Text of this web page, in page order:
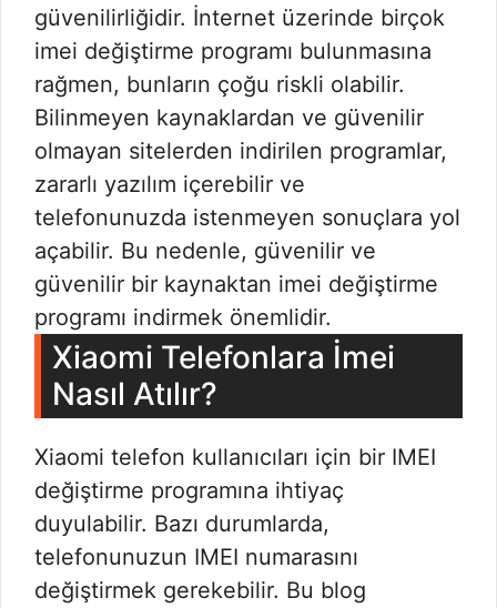
güvenilirliğidir. İnternet üzerinde birçok
imei değiştirme programı bulunmasına
rağmen, bunların çoğu riskli olabilir.
Bilinmeyen kaynaklardan ve güvenilir
olmayan sitelerden indirilen programlar,
zararlı yazılım içerebilir ve
telefonunuzda istenmeyen sonuçlara yol
açabilir. Bu nedenle, güvenilir ve
güvenilir bir kaynaktan imei değiştirme
programı indirmek önemlidir.
Xiaomi Telefonlara İmei
Nasıl Atılır?
Xiaomi telefon kullanıcıları için bir IMEI
değiştirme programına ihtiyaç
duyulabilir. Bazı durumlarda,
telefonunuzun IMEI numarasını
değiştirmek gerekebilir. Bu blog